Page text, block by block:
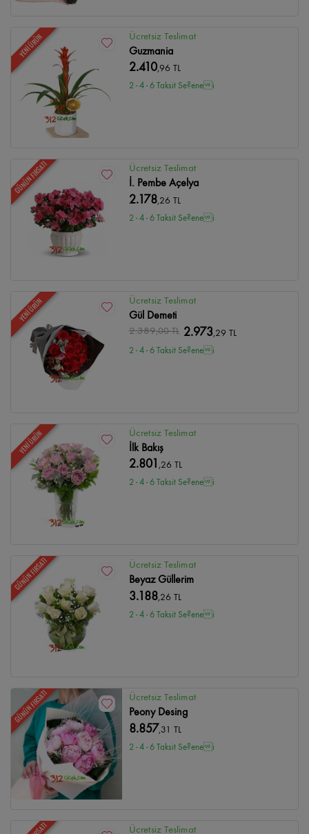
YENİ ÜRÜN Ücretsiz Teslimat
Guzmania
2.410,96 TL
2 - 4 - 6 Taksit Se?enei
GÜNÜN FIRSATI Ücretsiz Teslimat
İ. Pembe Açelya
2.178,26 TL
2 - 4 - 6 Taksit Se?enei
YENİ ÜRÜN Ücretsiz Teslimat
Gül Demeti
2.389,00 TL 2.973,29 TL
2 - 4 - 6 Taksit Se?enei
YENİ ÜRÜN Ücretsiz Teslimat
İlk Bakış
2.801 ,26 TL
2 - 4 - 6 Taksit Se?enei
GÜNÜN FIRSATI Ücretsiz Teslimat
Beyaz Güllerim
3.188,26 TL
2 - 4 - 6 Taksit Se?enei
GÜNÜN FIRSATI Ücretsiz Teslimat
Peony Desing
8.857,31 TL
2 - 4 - 6 Taksit Se?enei
Ücretsiz Teslimat